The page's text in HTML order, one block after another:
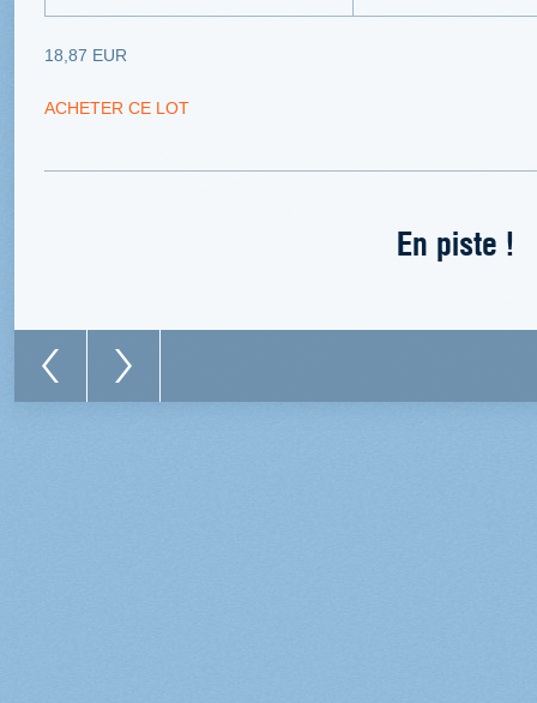
18,87 EUR
ACHETER CE LOT
En piste !